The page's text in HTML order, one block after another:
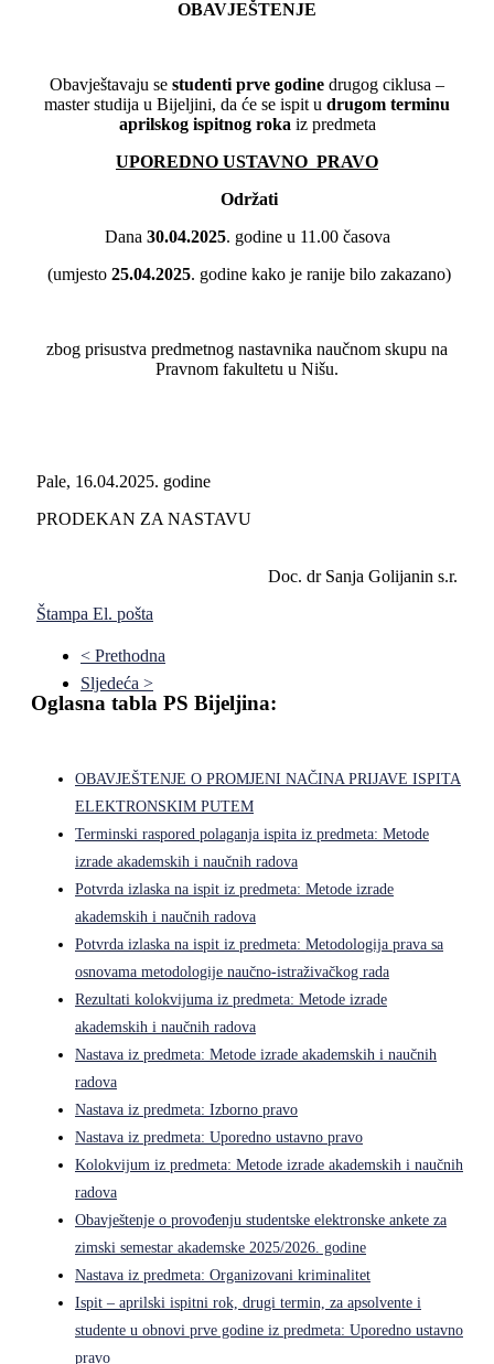
OBAVJEŠTENJE
Obavještavaju se studenti prve godine drugog ciklusa –
master studija u Bijeljini, da će se ispit u drugom terminu
aprilskog ispitnog roka iz predmeta
UPOREDNO USTAVNO PRAVO
Održati
Dana 30.04.2025. godine u 11.00 časova
(umjesto 25.04.2025. godine kako je ranije bilo zakazano)
zbog prisustva predmetnog nastavnika naučnom skupu na
Pravnom fakultetu u Nišu.
Pale, 16.04.2025. godine
PRODEKAN ZA NASTAVU
Doc. dr Sanja Golijanin s.r.
Štampa El. pošta
< Prethodna
Sljedeća >
Oglasna tabla PS Bijeljina:
OBAVJEŠTENJE O PROMJENI NAČINA PRIJAVE ISPITA
ELEKTRONSKIM PUTEM
Terminski raspored polaganja ispita iz predmeta: Metode
izrade akademskih i naučnih radova
Potvrda izlaska na ispit iz predmeta: Metode izrade
akademskih i naučnih radova
Potvrda izlaska na ispit iz predmeta: Metodologija prava sa
osnovama metodologije naučno-istraživačkog rada
Rezultati kolokvijuma iz predmeta: Metode izrade
akademskih i naučnih radova
Nastava iz predmeta: Metode izrade akademskih i naučnih
radova
Nastava iz predmeta: Izborno pravo
Nastava iz predmeta: Uporedno ustavno pravo
Kolokvijum iz predmeta: Metode izrade akademskih i naučnih
radova
Obavještenje o provođenju studentske elektronske ankete za
zimski semestar akademske 2025/2026. godine
Nastava iz predmeta: Organizovani kriminalitet
Ispit – aprilski ispitni rok, drugi termin, za apsolvente i
studente u obnovi prve godine iz predmeta: Uporedno ustavno
pravo